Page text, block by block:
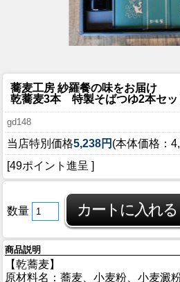
蕎麦工房 紗羅餐の味をお届け
乾蕎麦3本 特製そばつゆ2本セッ
gd148
当店特別価格5,238円 (本体価格：
[49ポイント進呈 ]
数量
商品説明
【乾蕎麦】
原材料名：蕎麦、小麦粉、小麦澱